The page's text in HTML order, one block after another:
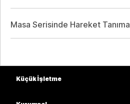
Masa Serisinde Hareket Tanıma
Küçük İşletme